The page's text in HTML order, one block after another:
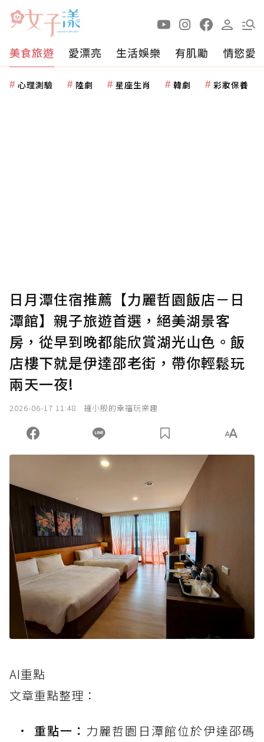
美食旅遊 愛漂亮 生活娛樂 有肌勵 情慾愛
心理測驗 陸劇 星座生肖 韓劇 彩妝保養
日月潭住宿推薦【力麗哲園飯店－日
潭館】親子旅遊首選，絕美湖景客
房，從早到晚都能欣賞湖光山色。飯
店樓下就是伊達邵老街，帶你輕鬆玩
兩天一夜!
2026-06-17 11:48 鍾小殷的幸福玩樂趣
AI重點
文章重點整理：
重點一： 力麗哲園日潭館位於伊達邵碼